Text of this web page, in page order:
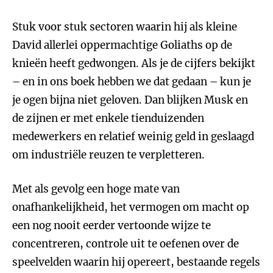
Stuk voor stuk sectoren waarin hij als kleine
David allerlei oppermachtige Goliaths op de
knieën heeft gedwongen. Als je de cijfers bekijkt
– en in ons boek hebben we dat gedaan – kun je
je ogen bijna niet geloven. Dan blijken Musk en
de zijnen er met enkele tienduizenden
medewerkers en relatief weinig geld in geslaagd
om industriële reuzen te verpletteren.
Met als gevolg een hoge mate van
onafhankelijkheid, het vermogen om macht op
een nog nooit eerder vertoonde wijze te
concentreren, controle uit te oefenen over de
speelvelden waarin hij opereert, bestaande regels